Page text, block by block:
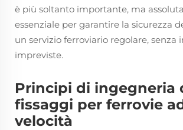
è più soltanto importante, ma
essenziale per garantire la sicurezza
un servizio ferroviario regolare, senza
impreviste.
Principi di ingegneria
fissaggi per ferrovie
velocità